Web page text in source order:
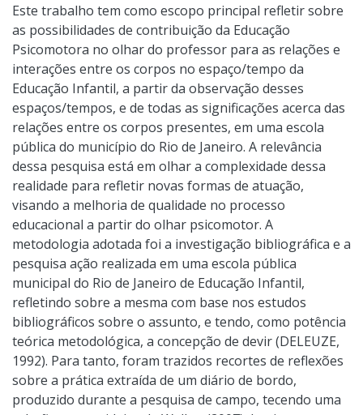
Este trabalho tem como escopo principal refletir sobre
as possibilidades de contribuição da Educação
Psicomotora no olhar do professor para as relações e
interações entre os corpos no espaço/tempo da
Educação Infantil, a partir da observação desses
espaços/tempos, e de todas as significações acerca das
relações entre os corpos presentes, em uma escola
pública do município do Rio de Janeiro. A relevância
dessa pesquisa está em olhar a complexidade dessa
realidade para refletir novas formas de atuação,
visando a melhoria de qualidade no processo
educacional a partir do olhar psicomotor. A
metodologia adotada foi a investigação bibliográfica e a
pesquisa ação realizada em uma escola pública
municipal do Rio de Janeiro de Educação Infantil,
refletindo sobre a mesma com base nos estudos
bibliográficos sobre o assunto, e tendo, como potência
teórica metodológica, a concepção de devir (DELEUZE,
1992). Para tanto, foram trazidos recortes de reflexões
sobre a prática extraída de um diário de bordo,
produzido durante a pesquisa de campo, tecendo uma